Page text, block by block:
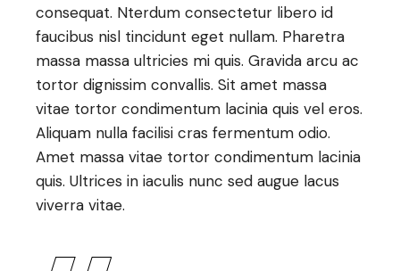
consequat. Nterdum consectetur libero id
faucibus nisl tincidunt eget nullam. Pharetra
massa massa ultricies mi quis. Gravida arcu ac
tortor dignissim convallis. Sit amet massa
vitae tortor condimentum lacinia quis vel eros.
Aliquam nulla facilisi cras fermentum odio.
Amet massa vitae tortor condimentum lacinia
quis. Ultrices in iaculis nunc sed augue lacus
viverra vitae.